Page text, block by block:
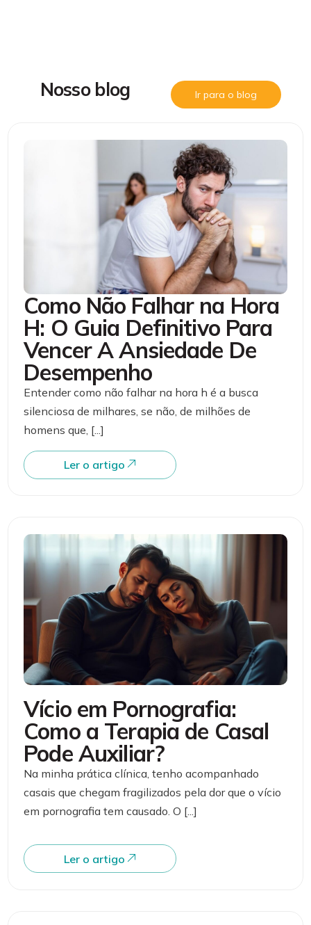
Nosso blog Ir para o blog
Como Não Falhar na Hora
H: O Guia Definitivo Para
Vencer A Ansiedade De
Desempenho
Entender como não falhar na hora h é a busca
silenciosa de milhares, se não, de milhões de
homens que, [...]
Ler o artigo
Vício em Pornografia:
Como a Terapia de Casal
Pode Auxiliar?
Na minha prática clínica, tenho acompanhado
casais que chegam fragilizados pela dor que o vício
em pornografia tem causado. O [...]
Ler o artigo